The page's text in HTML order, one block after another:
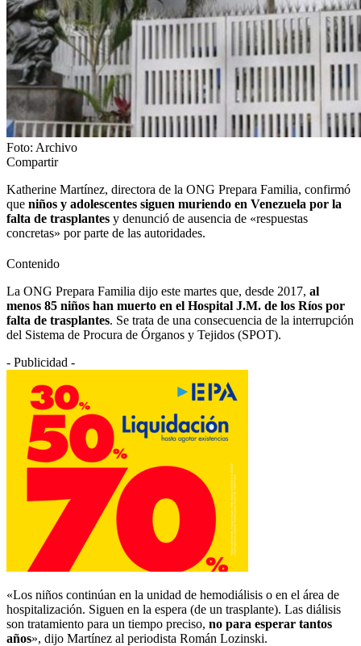
Foto: Archivo
Compartir
Katherine Martínez, directora de la ONG Prepara Familia, confirmó
que niños y adolescentes siguen muriendo en Venezuela por la
falta de trasplantes y denunció de ausencia de «respuestas
concretas» por parte de las autoridades.
Contenido
La ONG Prepara Familia dijo este martes que, desde 2017, al
menos 85 niños han muerto en el Hospital J.M. de los Ríos por
falta de trasplantes. Se trata de una consecuencia de la interrupción
del Sistema de Procura de Órganos y Tejidos (SPOT).
- Publicidad -
«Los niños continúan en la unidad de hemodiálisis o en el área de
hospitalización. Siguen en la espera (de un trasplante). Las diálisis
son tratamiento para un tiempo preciso, no para esperar tantos
años», dijo Martínez al periodista Román Lozinski.